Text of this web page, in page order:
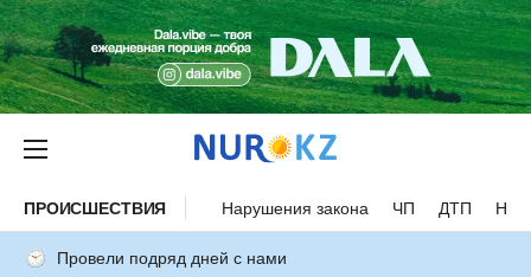
ПРОИСШЕСТВИЯ Нарушения закона ЧП ДТП
Провели подряд дней с нами